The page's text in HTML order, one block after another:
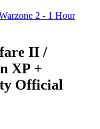
2 - 1 Hour
II /
XP +
Official